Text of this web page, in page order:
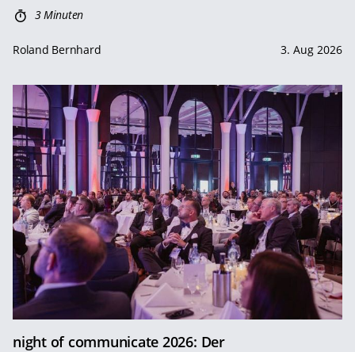
3 Minuten
Roland Bernhard 3. Aug 2026
night of communicate 2026: Der